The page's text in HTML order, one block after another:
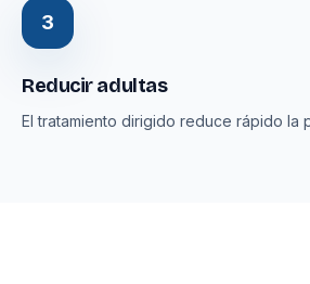
3
Reducir adultas
El tratamiento dirigido reduce rápido la